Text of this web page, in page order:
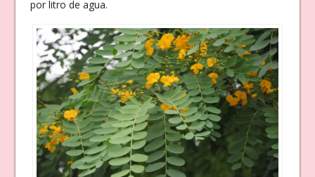
por litro de agua.